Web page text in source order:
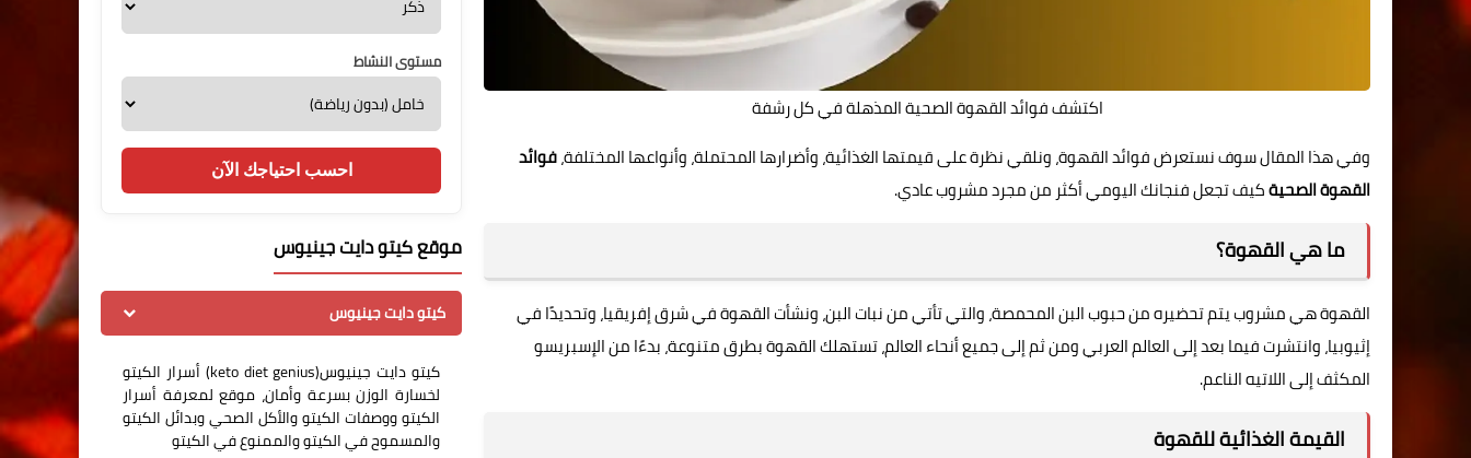
اكتشف فوائد القهوة الصحية المذهلة في كل رشفة
وفي هذا المقال سوف نستعرض فوائد القهوة، ونلقي نظرة على قيمتها الغذائية، وأضرارها المحتملة، وأنواعها المختلفة،فوائد
القهوة الصحيةكيف تجعل فنجانك اليومي أكثر من مجرد مشروب عادي.
ما هي القهوة؟
القهوة هي مشروب يتم تحضيره من حبوب البن المحمصة، والتي تأتي من نبات البن، ونشأت القهوة في شرق إفريقيا، وتحديدًا في
إثيوبيا، وانتشرت فيما بعد إلى العالم العربي ومن ثم إلى جميع أنحاء العالم، تستهلك القهوة بطرق متنوعة، بدءًا من الإسبريسو
المكثف إلى اللاتيه الناعم.
القيمة الغذائية للقهوة
مستوى النشاط
احسب احتياجك الآن
موقع كيتو دايت جينيوس
كيتو دايت جينيوس
كيتو دايت جينيوس(keto diet genius) أسرار الكيتو
لخسارة الوزن بسرعة وأمان، موقع لمعرفة أسرار
الكيتو ووصفات الكيتو والأكل الصحي وبدائل الكيتو
والمسموح في الكيتو والممنوع في الكيتو